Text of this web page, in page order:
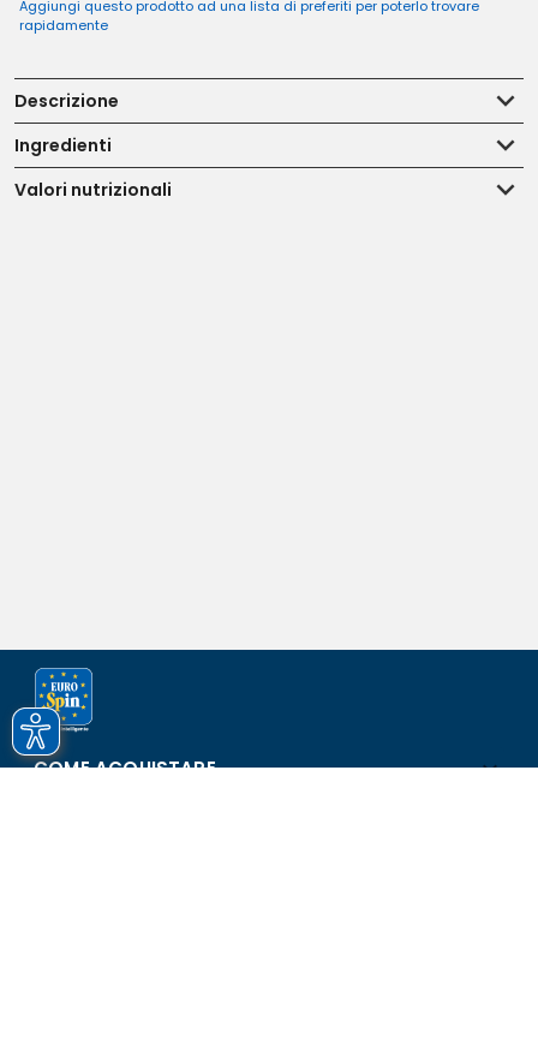
Aggiungi questo prodotto ad una lista di preferiti per poterlo trovare
rapidamente
Descrizione
Ingredienti
Valori nutrizionali
COME ACQUISTARE